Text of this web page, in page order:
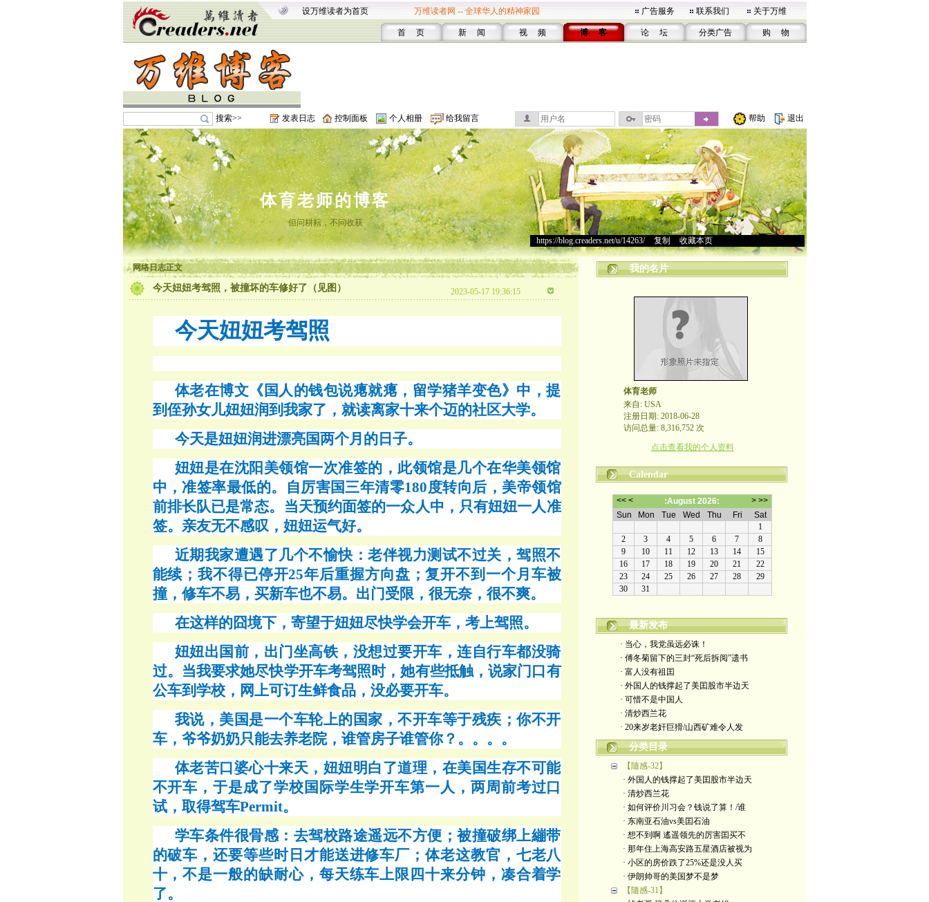
设万维读者为首页 万维读者网 -- 全球华人的精神家园 广告服务 联系我们 关于万维
首 页 新 闻 视 频 博 客 论 坛 分类广告 购 物
搜索>> 发表日志 控制面板 个人相册 给我留言 帮助 退出
体育老师的博客
但问耕耘，不问收获
https://blog.creaders.net/u/14263/> 复制 收藏本页
网络日志正文
今天妞妞考驾照，被撞坏的车修好了（见图） 2023-05-17 19:36:15
今天妞妞考驾照
体老在博文《国人的钱包说瘪就瘪，留学猪羊变色》中，提
到侄孙女儿妞妞润到我家了，就读离家十来个迈的社区大学。
今天是妞妞润进漂亮国两个月的日子。
妞妞是在沈阳美领馆一次准签的，此领馆是几个在华美领馆
中，准签率最低的。自厉害国三年清零180度转向后，美帝领馆
前排长队已是常态。当天预约面签的一众人中，只有妞妞一人准
签。亲友无不感叹，妞妞运气好。
近期我家遭遇了几个不愉快：老伴视力测试不过关，驾照不
能续；我不得已停开25年后重握方向盘；复开不到一个月车被
撞，修车不易，买新车也不易。出门受限，很无奈，很不爽。
在这样的囧境下，寄望于妞妞尽快学会开车，考上驾照。
妞妞出国前，出门坐高铁，没想过要开车，连自行车都没骑
过。当我要求她尽快学开车考驾照时，她有些抵触，说家门口有
公车到学校，网上可订生鲜食品，没必要开车。
我说，美国是一个车轮上的国家，不开车等于残疾；你不开
车，爷爷奶奶只能去养老院，谁管房子谁管你？。。。。
体老苦口婆心十来天，妞妞明白了道理，在美国生存不可能
不开车，于是成了学校国际学生学开车第一人，两周前考过口
试，取得驾车Permit。
学车条件很骨感：去驾校路途遥远不方便；被撞破绑上繃带
的破车，还要等些时日才能送进修车厂；体老这教官，七老八
十，不是一般的缺耐心，每天练车上限四十来分钟，凑合着学
了。
我的名片
体育老师
来自: USA
注册日期: 2018-06-28
访问总量: 8,316,752 次
点击查看我的个人资料
Calendar
最新发布
· 当心，我党虽远必诛！
· 傅冬菊留下的三封“死后拆阅”遗书
· 富人没有祖囯
· 外国人的钱撑起了美囯股市半边天
· 可惜不是中国人
· 清炒西兰花
· 20来岁老奸巨猾/山西矿难令人发
分类目录
【隨感-32】
· 外国人的钱撑起了美囯股市半边天
· 清炒西兰花
· 如何评价川习会？钱说了算！/谁
· 东南亚石油vs美囯石油
· 想不到啊 遙遥领先的厉害囯买不
· 那年住上海高安路五星酒店被视为
· 小区的房价跌了25%还是没人买
· 伊朗帅哥的美国梦不是梦
【隨感-31】